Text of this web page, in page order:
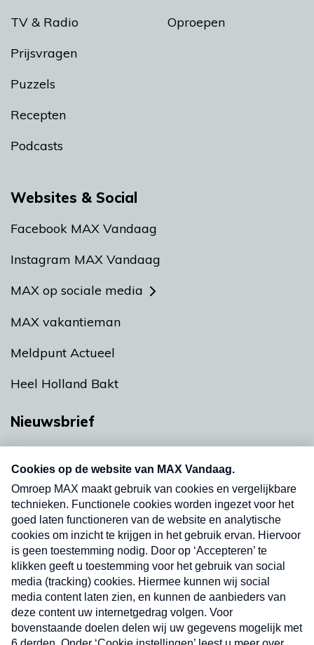
TV & Radio
Prijsvragen
Puzzels
Recepten
Podcasts
Oproepen
Websites & Social
Facebook MAX Vandaag
Instagram MAX Vandaag
MAX op sociale media
MAX vakantieman
Meldpunt Actueel
Heel Holland Bakt
Nieuwsbrief
nieuwsbrief. Elke vrijdag- en dinsdagochtend in
uw mailbox.
Verzend